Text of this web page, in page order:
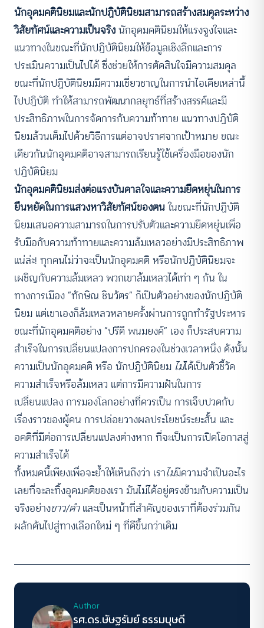
นักอุดมคตินิยมและนักปฏิบัตินิยมสามารถสร้างสมดุลระหว่าง
วิสัยทัศน์และความเป็นจริงนักอุดมคตินิยมให้แรงจูงใจและ
แนวทางในขณะที่นักปฏิบัตินิยมให้ข้อมูลเชิงลึกและการ
ประเมินความเป็นไปได้ ซึ่งช่วยให้การตัดสินใจมีความสมดุล
ขณะที่นักปฏิบัตินิยมมีความเชี่ยวชาญในการนำไอเดียเหล่านี้
ไปปฏิบัติ ทำให้สามารถพัฒนากลยุทธ์ที่สร้างสรรค์และมี
ประสิทธิภาพในการจัดการกับความท้าทาย แนวทางปฏิบัติ
นิยมล้วนเต็มไปด้วยวิธีการแต่อาจปราศจากเป้าหมาย ขณะ
เดียวกันนักอุดมคติอาจสามารถเรียนรู้ใช้เครื่องมือของนัก
ปฏิบัตินิยม
นักอุดมคตินิยมส่งต่อแรงบันดาลใจและความยืดหยุ่นในการ
ยืนหยัดในการแสวงหาวิสัยทัศน์ของตนในขณะที่นักปฏิบัติ
นิยมเสนอความสามารถในการปรับตัวและความยืดหยุ่นเพื่อ
รับมือกับความท้าทายและความล้มเหลวอย่างมีประสิทธิภาพ
แน่ล่ะ! ทุกคนไม่ว่าจะเป็นนักอุดมคติ หรือนักปฏิบัตินิยมจะ
เผชิญกับความล้มเหลว พวกเขาล้มเหลวได้เท่า ๆ กัน ใน
ทางการเมือง “ทักษิณ ชินวัตร” ก็เป็นตัวอย่างของนักปฏิบัติ
นิยม แต่เขาเองก็ล้มเหลวหลายครั้งผ่านการถูกทำรัฐประหาร
ขณะที่นักอุดมคติอย่าง “ปรีดี พนมยงค์” เอง ก็ประสบความ
สำเร็จในการเปลี่ยนแปลงการปกครองในช่วงเวลาหนึ่ง ดังนั้น
ความเป็นนักอุดมคติ หรือ นักปฏิบัตินิยม ไม่ได้เป็นตัวชี้วัด
ความสำเร็จหรือล้มเหลว แต่การมีความฝันในการ
เปลี่ยนแปลง การมองโลกอย่างที่ควรเป็น การเจ็บปวดกับ
เรื่องราวของผู้คน การปล่อยวางผลประโยชน์ระยะสั้น และ
อคติที่มีต่อการเปลี่ยนแปลงต่างหาก ที่จะเป็นการเปิดโอกาสสู่
ความสำเร็จได้
ทั้งหมดนี้เพียงเพื่อจะย้ำให้เห็นถึงว่า เราไม่มีความจำเป็นอะไร
เลยที่จะละทิ้งอุดมคติของเรา มันไม่ได้อยู่ตรงข้ามกับความเป็น
จริงอย่างขาว/ดำและเป็นหน้าที่สำคัญของเราที่ต้องร่วมกัน
ผลักดันไปสู่ทางเลือกใหม่ ๆ ที่ดีขึ้นกว่าเดิม
Author
รศ.ดร.ษัษฐรัมย์ ธรรมบุษดี